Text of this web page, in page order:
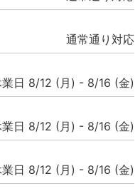
通常通り対応
業日 8/12 (月) - 8/16 (金)
業日 8/12 (月) - 8/16 (金)
業日 8/12 (月) - 8/16 (金)